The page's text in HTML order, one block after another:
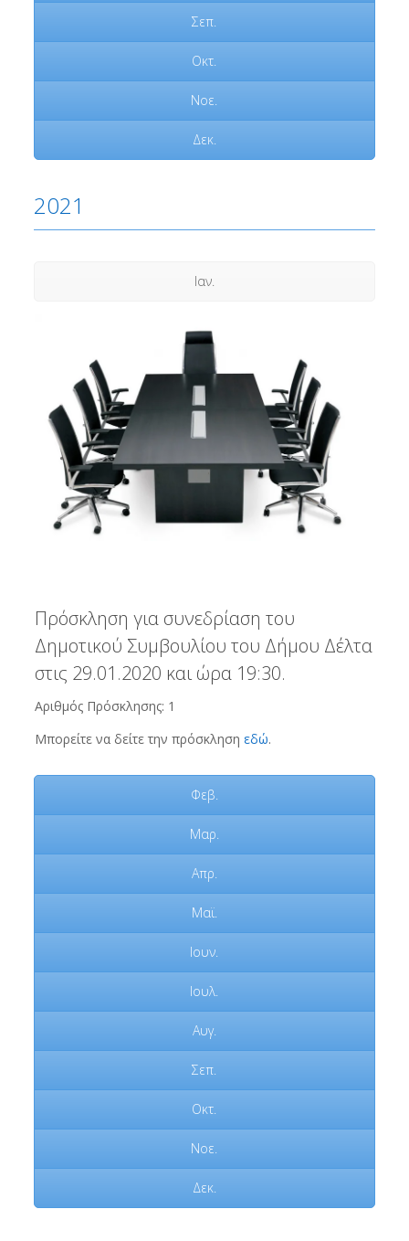
Σεπ.
Οκτ.
Νοε.
Δεκ.
2021
Ιαν.
Πρόσκληση για συνεδρίαση του
Δημοτικού Συμβουλίου του Δήμου Δέλτα
στις 29.01.2020 και ώρα 19:30.
Αριθμός Πρόσκλησης: 1
Μπορείτε να δείτε την πρόσκληση εδώ.
Φεβ.
Μαρ.
Απρ.
Μαϊ.
Ιουν.
Ιουλ.
Αυγ.
Σεπ.
Οκτ.
Νοε.
Δεκ.